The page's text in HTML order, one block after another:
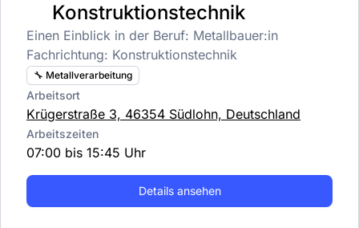
Konstruktionstechnik
Einen Einblick in der Beruf: Metallbauer:in
Fachrichtung: Konstruktionstechnik
🔧 Metallverarbeitung
Arbeitsort
Krügerstraße 3, 46354 Südlohn, Deutschland
Arbeitszeiten
07:00 bis 15:45 Uhr
Details ansehen